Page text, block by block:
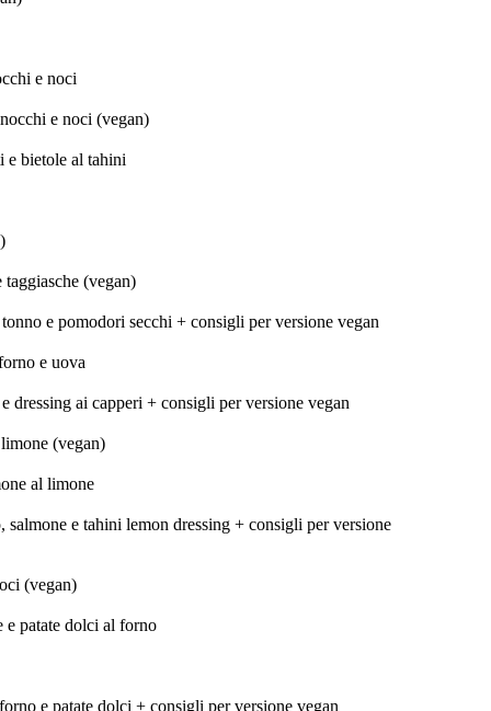
e noci
e noci (vegan)
e bietole al tahini
(vegan)
e pomodori secchi + consigli per versione vegan
e uova
dressing ai capperi + consigli per versione vegan
(vegan)
al limone
e tahini lemon dressing + consigli per versione
(vegan)
e patate dolci al forno
e patate dolci + consigli per versione vegan